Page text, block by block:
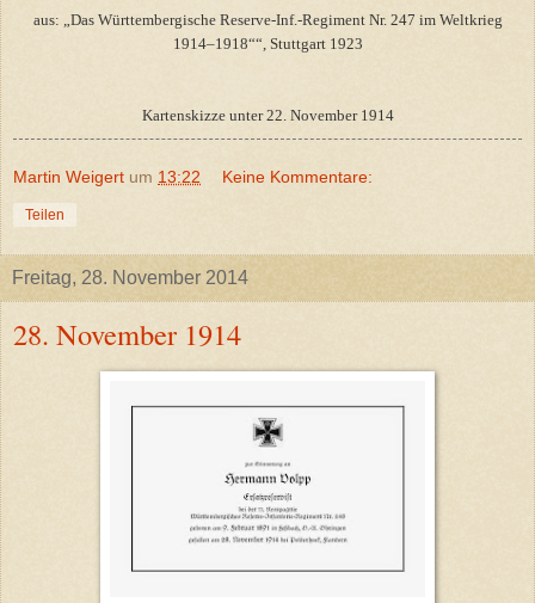
aus: „Das Württembergische Reserve-Inf.-Regiment Nr. 247 im Weltkrieg
1914–1918““, Stuttgart 1923
Kartenskizze unter 22. November 1914
Martin Weigert um 13:22 Keine Kommentare:
Teilen
Freitag, 28. November 2014
28. November 1914